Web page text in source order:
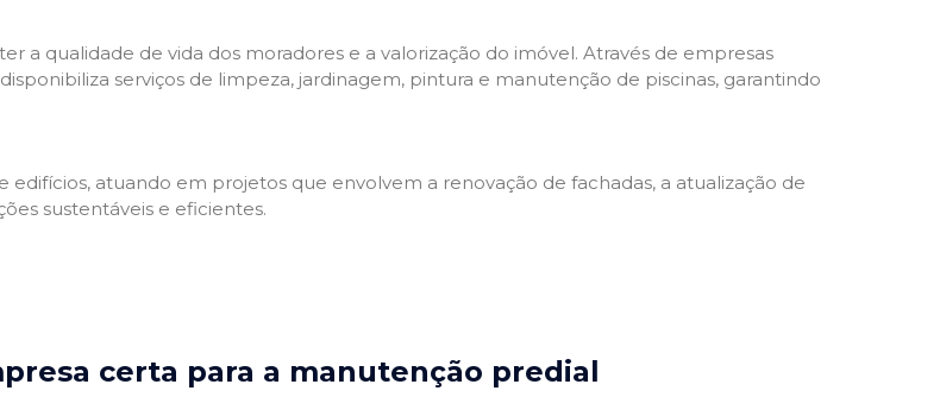
a qualidade de vida dos moradores e a valorização do imóvel. Através de empresas
serviços de limpeza, jardinagem, pintura e manutenção de piscinas, garantindo
atuando em projetos que envolvem a renovação de fachadas, a atualização de
sustentáveis e eficientes.
certa para a manutenção predial